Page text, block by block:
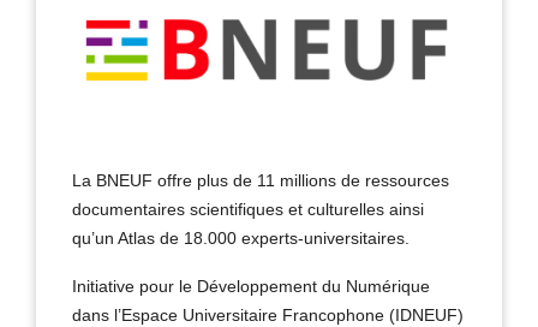
La BNEUF offre plus de 11 millions de ressources
documentaires scientifiques et culturelles ainsi
qu’un Atlas de 18.000 experts-universitaires.
Initiative pour le Développement du Numérique
dans l’Espace Universitaire Francophone (IDNEUF)